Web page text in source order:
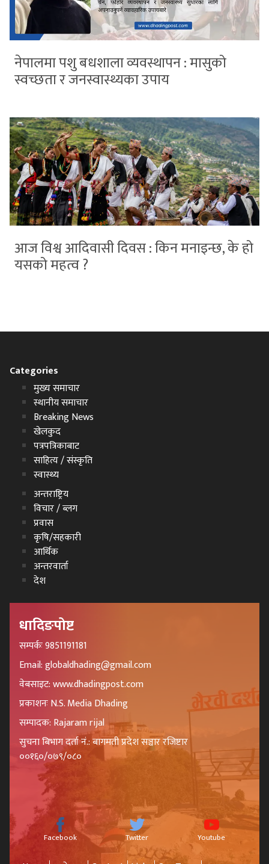
नेपालमा पशु बधशाला व्यवस्थापन : मासुको
स्वच्छता र जनस्वास्थ्यका उपाय
आज विश्व आदिवासी दिवस : किन मनाइन्छ, के हो
यसको महत्व ?
Categories
मुख्य समाचार
स्थानीय समाचार
Breaking News
खेलकुद
पत्रपत्रिकाबाट
साहित्य / संस्कृति
स्वास्थ्य
अन्तराष्ट्रिय
विचार / ब्लग
प्रवास
कृषि/सहकारी
आर्थिक
अन्तरवार्ता
देश
धादिङपोष्ट
सम्पर्कः 9851191181
Email: globaldhading@gmail.com
वेबसाइट: www.dhadingpost.com
प्रकाशनः N.S. Media Dhading
सम्पादक: Rajaram rijal
सुचना बिभाग दर्ता नं.: बागमती प्रदेश सञ्चार रजिष्टार
००१६०/०७९/०८०
Facebook Twitter Youtube